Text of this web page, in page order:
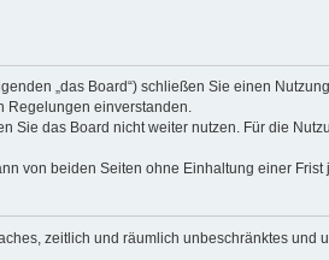
„das Board“) schließen Sie einen
Regelungen einverstanden.
Sie das Board nicht weiter nutzen. Für die
von beiden Seiten ohne Einhaltung einer
zeitlich und räumlich unbeschränktes und